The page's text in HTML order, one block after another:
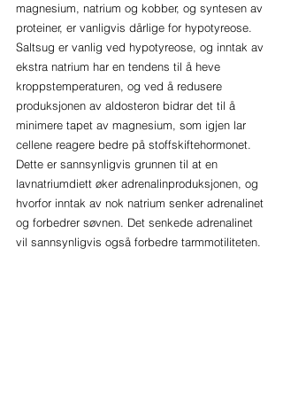
magnesium, natrium og kobber, og syntesen av
proteiner, er vanligvis dårlige for hypotyreose.
Saltsug er vanlig ved hypotyreose, og inntak av
ekstra natrium har en tendens til å heve
kroppstemperaturen, og ved å redusere
produksjonen av aldosteron bidrar det til å
minimere tapet av magnesium, som igjen lar
cellene reagere bedre på stoffskiftehormonet.
Dette er sannsynligvis grunnen til at en
lavnatriumdiett øker adrenalinproduksjonen, og
hvorfor inntak av nok natrium senker adrenalinet
og forbedrer søvnen. Det senkede adrenalinet
vil sannsynligvis også forbedre tarmmotiliteten.